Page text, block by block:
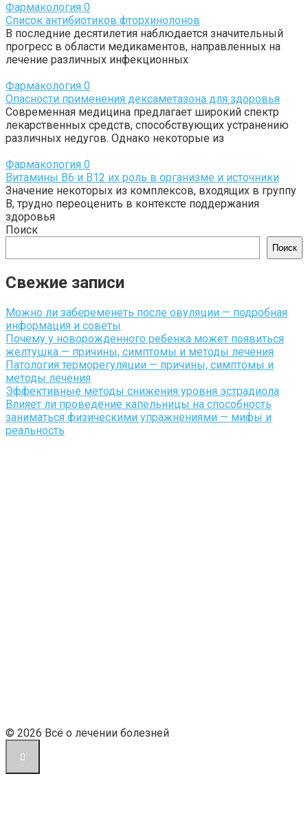
Фармакология 0
Список антибиотиков фторхинолонов
В последние десятилетия наблюдается значительный
прогресс в области медикаментов, направленных на
лечение различных инфекционных
Фармакология 0
Опасности применения дексаметазона для здоровья
Современная медицина предлагает широкий спектр
лекарственных средств, способствующих устранению
различных недугов. Однако некоторые из
Фармакология 0
Витамины B6 и B12 их роль в организме и источники
Значение некоторых из комплексов, входящих в группу
В, трудно переоценить в контексте поддержания
здоровья
Поиск
Поиск
Свежие записи
Можно ли забеременеть после овуляции — подробная
информация и советы
Почему у новорожденного ребенка может появиться
желтушка — причины, симптомы и методы лечения
Патология терморегуляции — причины, симптомы и
методы лечения
Эффективные методы снижения уровня эстрадиола
Влияет ли проведение капельницы на способность
заниматься физическими упражнениями — мифы и
реальность
© 2026 Всё о лечении болезней